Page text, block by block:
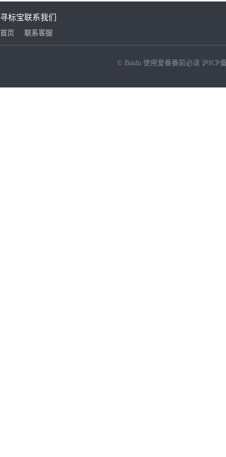
寻标宝
首页
联系我们
联系客服
© Baidu 使用爱番番前必读 沪ICP